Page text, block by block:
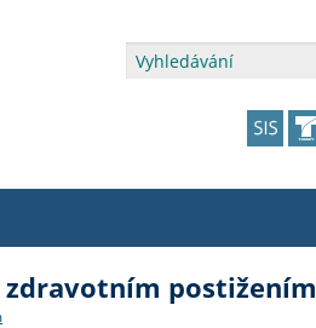
a veřejnost
vzdělávání
vzdělávání
Impact Office
zaměstnanci
zdravotním postižením